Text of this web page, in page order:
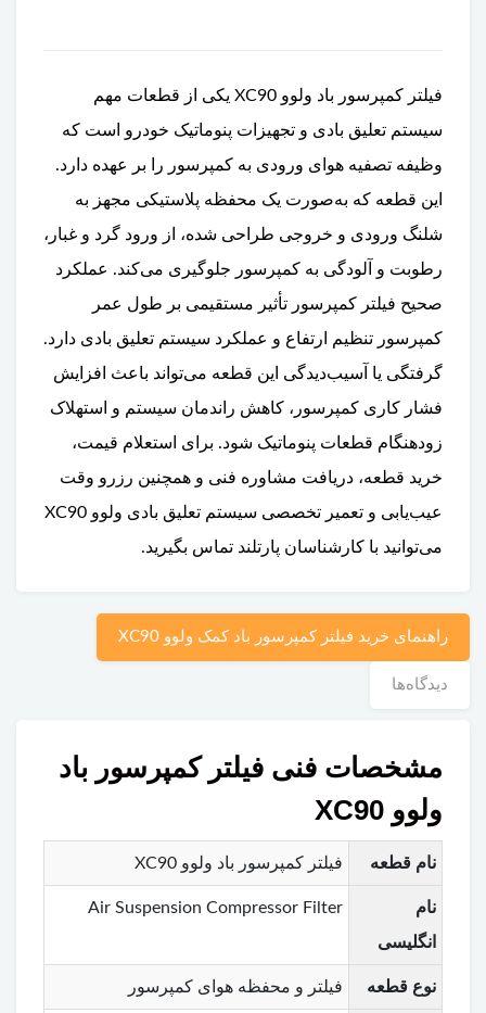
فیلتر کمپرسور باد ولوو XC90 یکی از قطعات مهم
سیستم تعلیق بادی و تجهیزات پنوماتیک خودرو است که
وظیفه تصفیه هوای ورودی به کمپرسور را بر عهده دارد.
این قطعه که به‌صورت یک محفظه پلاستیکی مجهز به
شلنگ ورودی و خروجی طراحی شده، از ورود گرد و غبار،
رطوبت و آلودگی به کمپرسور جلوگیری می‌کند. عملکرد
صحیح فیلتر کمپرسور تأثیر مستقیمی بر طول عمر
کمپرسور تنظیم ارتفاع و عملکرد سیستم تعلیق بادی دارد.
گرفتگی یا آسیب‌دیدگی این قطعه می‌تواند باعث افزایش
فشار کاری کمپرسور، کاهش راندمان سیستم و استهلاک
زودهنگام قطعات پنوماتیک شود. برای استعلام قیمت،
خرید قطعه، دریافت مشاوره فنی و همچنین رزرو وقت
عیب‌یابی و تعمیر تخصصی سیستم تعلیق بادی ولوو XC90
می‌توانید با کارشناسان پارتلند تماس بگیرید.
راهنمای خرید فیلتر کمپرسور باد کمک ولوو XC90
دیدگاه‌ها
مشخصات فنی فیلتر کمپرسور باد
ولوو XC90
نام قطعه فیلتر کمپرسور باد ولوو XC90
نام
انگلیسی
Air Suspension Compressor Filter
نوع قطعه فیلتر و محفظه هوای کمپرسور